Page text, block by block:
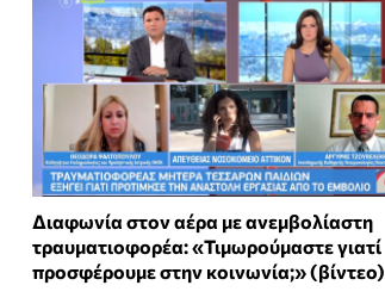
Διαφωνία στον αέρα με ανεμβολίαστη
τραυματιοφορέα: «Τιμωρούμαστε γιατί
προσφέρουμε στην κοινωνία;» (βίντεο)